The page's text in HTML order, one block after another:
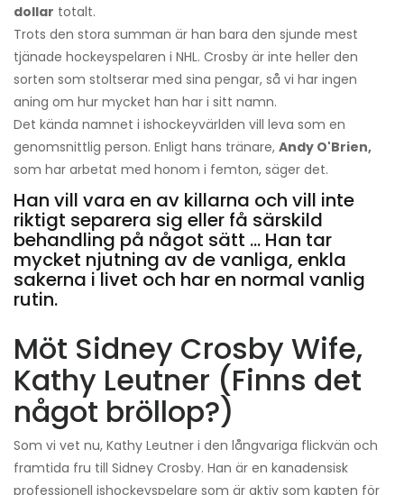
dollar totalt.
Trots den stora summan är han bara den sjunde mest
tjänade hockeyspelaren i NHL. Crosby är inte heller den
sorten som stoltserar med sina pengar, så vi har ingen
aning om hur mycket han har i sitt namn.
Det kända namnet i ishockeyvärlden vill leva som en
genomsnittlig person. Enligt hans tränare, Andy O'Brien,
som har arbetat med honom i femton, säger det.
Han vill vara en av killarna och vill inte
riktigt separera sig eller få särskild
behandling på något sätt ... Han tar
mycket njutning av de vanliga, enkla
sakerna i livet och har en normal vanlig
rutin.
Möt Sidney Crosby Wife,
Kathy Leutner (Finns det
något bröllop?)
Som vi vet nu, Kathy Leutner i den långvariga flickvän och
framtida fru till Sidney Crosby. Han är en kanadensisk
professionell ishockeyspelare som är aktiv som kapten för